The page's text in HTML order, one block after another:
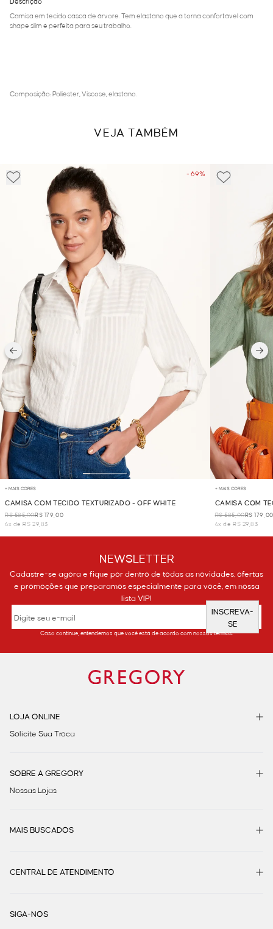
Descrição
Camisa em tecido casca de árvore. Tem elastano que a torna confortável com
shape slim é perfeita para seu trabalho.
Composição: Poliéster, Viscose, elastano.
VEJA TAMBÉM
- 69%
+ MAIS CORES
CAMISA COM TECIDO TEXTURIZADO - OFF WHITE
R$ 585,00R$ 179,00
6x de R$ 29,83
+ MAIS CORES
CAMISA COM
R$ 585,00R$ 179,00
6x de R$ 29,83
NEWSLETTER
Cadastre-se agora e fique por dentro de todas as novidades, ofertas
e promoções que preparamos especialmente para você, em nossa
lista VIP!
INSCREVA-
SE
Caso continue, entendemos que você está de acordo com nossos termos.
LOJA ONLINE
Solicite Sua Troca
SOBRE A GREGORY
Nossas Lojas
MAIS BUSCADOS
CENTRAL DE ATENDIMENTO
SIGA-NOS